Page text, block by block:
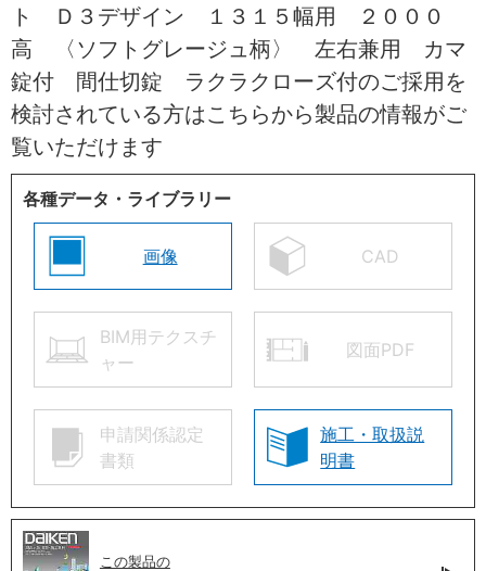
ト Ｄ３デザイン １３１５幅用 ２０００
高 〈ソフトグレージュ柄〉 左右兼用 カマ
錠付 間仕切錠 ラクラクローズ付のご採用を
検討されている方はこちらから製品の情報がご
覧いただけます
各種データ・ライブラリー
画像 CAD
BIM用テクスチ
ャー
図面PDF
申請関係認定
書類
施工・取扱説
明書
この製品の